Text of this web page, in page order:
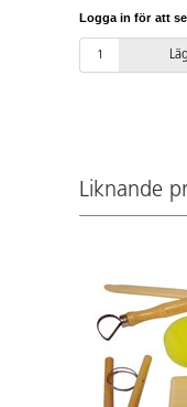
Logga in för att
Liknande